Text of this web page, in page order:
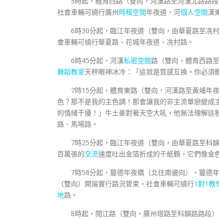
社會車輛可繞行廣州時租空間年夜道、河個人空間漢
6時30分起，臨江年夜道（雙向，由華夏路至冼
會車輛可繞行華夏路、花城年夜道、冼村路。
6時45分起，河漢私密空間路（雙向，體育西路
舞蹈教室天秤眼神冰冷：「這就是質感互換。你必
7時15分起，體育東路（雙向，河漢路至黃埔年
色？那不是我的主色調！那會讓我的非主流單戀變成
的情緒干擾！」牛土豪對著天空大吼，他無法理解
路、馬場路。
7時25分起，臨江年夜道（雙向，由華夏路至科
百萬張的交流速度吐出金箔折成的千紙鶴，它們像金
7時58分起，獵德年夜橋（北往南邊向）、獵德
（雙向）開端實行路況管束。社會車輛可繞行1對1教
地路。
8時起，閱江路（雙向，廣州塔路至科韻路路段